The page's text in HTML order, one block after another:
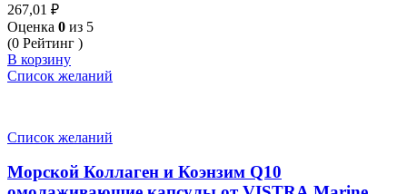
267,01 ₽
Оценка 0 из 5
(0 Рейтинг )
В корзину
Список желаний
Список желаний
Морской Коллаген и Коэнзим Q10